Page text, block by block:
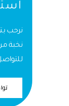
نرحب
نخبة